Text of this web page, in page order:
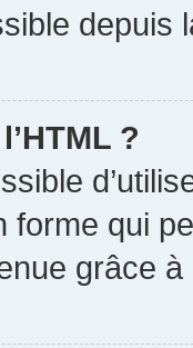
depuis
?
forme qui
grâce à